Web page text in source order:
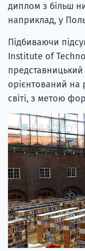
диплом з більш
наприклад, у
Підбиваючи
Institute of
представницький
орієнтований на
світі, з метою